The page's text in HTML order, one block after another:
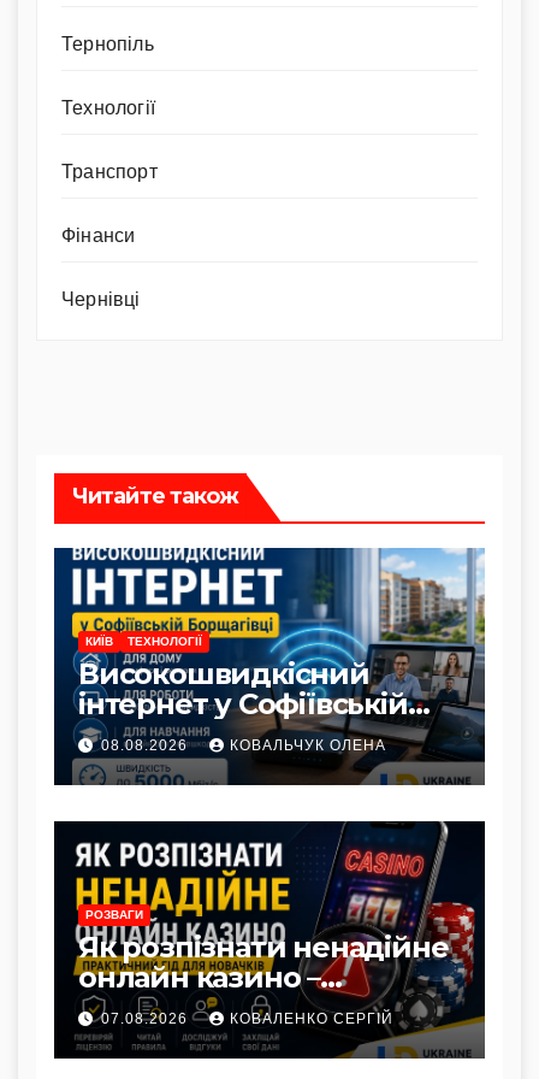
Тернопіль
Технології
Транспорт
Фінанси
Чернівці
Читайте також
КИЇВ ТЕХНОЛОГІЇ
Високошвидкісний
інтернет у Софіївській
Борщагівці: переваги для
дому, роботи та
навчання
08.08.2026 КОВАЛЬЧУК ОЛЕНА
РОЗВАГИ
Як розпізнати ненадійне
онлайн казино –
практичний гід для
новачків
07.08.2026 КОВАЛЕНКО СЕРГІЙ